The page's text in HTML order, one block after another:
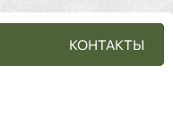
КОНТАКТЫ